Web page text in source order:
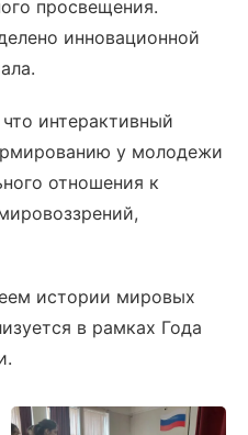
просвещения.
инновационной
интерактивный
у молодежи
отношения к
истории мировых
в рамках Года